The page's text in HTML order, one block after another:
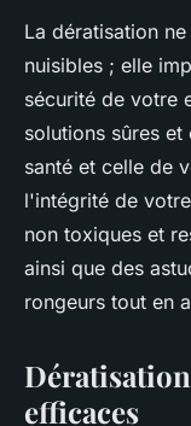
solutions
Emmy•30
La dératisation
nuisibles ; elle
sécurité de votre
solutions sûres
santé et celle de
l'intégrité de
non toxiques et
ainsi que des
rongeurs tout en
efficaces